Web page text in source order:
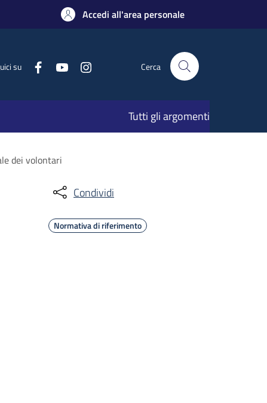
Accedi all'area personale
su Cerca
Tutti gli argomenti
dei volontari
Condividi
Normativa di riferimento